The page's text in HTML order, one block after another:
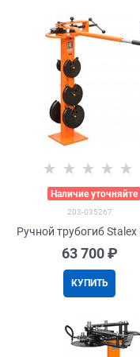
Наличие уточняйте
203-035267
Ручной трубогиб Stalex
63 700 ₽
КУПИТЬ